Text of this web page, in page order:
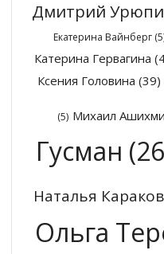
Дмитрий
Екатерина Вайнберг
Катерина Гервагина
Ксения Головина (39)
(5) Михаил
Гусман
Наталья
Ольга